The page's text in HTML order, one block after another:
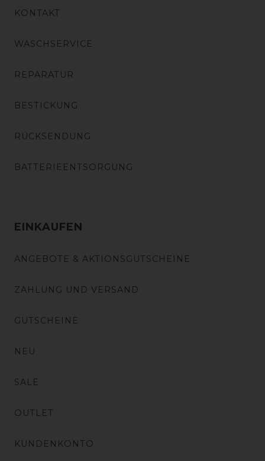
KONTAKT
WASCHSERVICE
REPARATUR
BESTICKUNG
RÜCKSENDUNG
BATTERIEENTSORGUNG
EINKAUFEN
ANGEBOTE & AKTIONSGUTSCHEINE
ZAHLUNG UND VERSAND
GUTSCHEINE
NEU
SALE
OUTLET
KUNDENKONTO